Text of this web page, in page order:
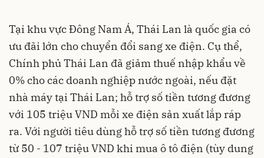
Tại khu vực Đông Nam Á, Thái Lan là quốc gia có
ưu đãi lớn cho chuyển đổi sang xe điện. Cụ thể,
Chính phủ Thái Lan đã giảm thuế nhập khẩu về
0% cho các doanh nghiệp nước ngoài, nếu đặt
nhà máy tại Thái Lan; hỗ trợ số tiền tương đương
với 105 triệu VND mỗi xe điện sản xuất lắp ráp
ra. Với người tiêu dùng hỗ trợ số tiền tương đương
từ 50 - 107 triệu VND khi mua ô tô điện (tùy dung